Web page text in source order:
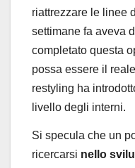
riattrezzare le linee
settimane fa aveva
completato questa
possa essere il
restyling ha
livello degli interni.
Si specula che un
ricercarsi nello